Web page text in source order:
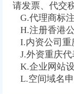
报所需资料及流
请发票、代交
G.代理商标
H.注册香港
I.内资公司重
J.外资重庆代
K.企业网站
L.空间域名